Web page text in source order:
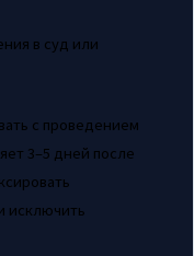
в суд или
с проведением
3–5 дней после
исключить